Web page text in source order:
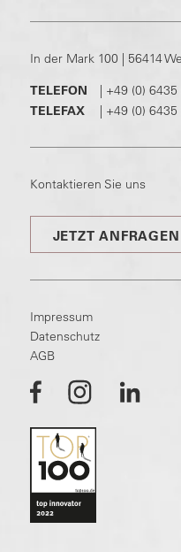
In der Mark 100 | 56414
TELEFON
+49 (0) 6435
TELEFAX
+49 (0)
Kontaktieren Sie uns
JETZT ANFRAGEN
Impressum
Datenschutz
AGB